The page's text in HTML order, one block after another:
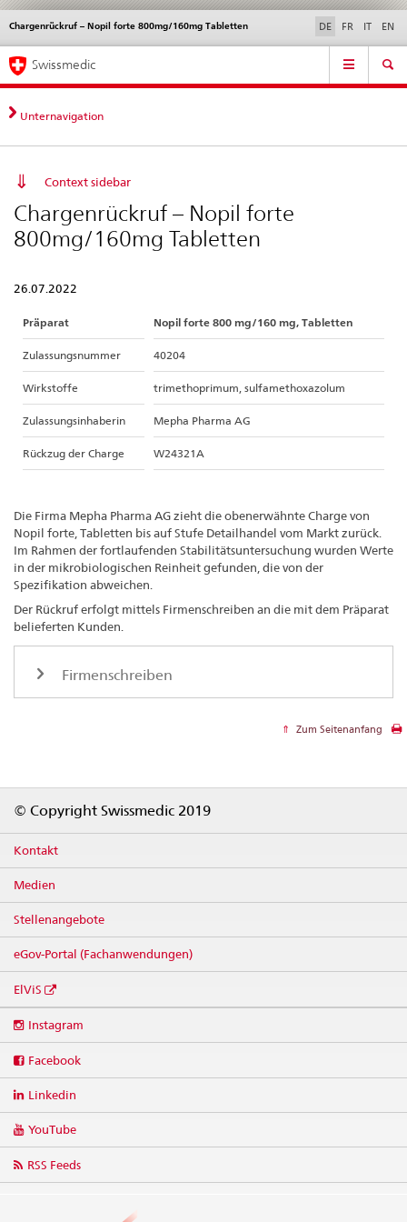
Direktnavigation
News,
Rechtsgrundlagen,
Kontakt
News & Updates Kontakt | Support & Hilfe
Chargenrückruf – Nopil forte 800mg/160mg Tabletten
Sprachwahl DE FR IT EN
Service
Hauptnavigation
Swissmedic
Unternavigation
Context sidebar
Chargenrückruf – Nopil forte
800mg/160mg Tabletten
26.07.2022
Präparat Nopil forte 800 mg/160 mg, Tabletten
Zulassungsnummer 40204
Wirkstoffe trimethoprimum, sulfamethoxazolum
Zulassungsinhaberin Mepha Pharma AG
Rückzug der Charge W24321A
Die Firma Mepha Pharma AG zieht die obenerwähnte Charge von
Nopil forte, Tabletten bis auf Stufe Detailhandel vom Markt zurück.
Im Rahmen der fortlaufenden Stabilitätsuntersuchung wurden Werte
in der mikrobiologischen Reinheit gefunden, die von der
Spezifikation abweichen.
Der Rückruf erfolgt mittels Firmenschreiben an die mit dem Präparat
belieferten Kunden.
Firmenschreiben
Zum Seitenanfang
© Copyright Swissmedic 2019
Kontakt
Medien
Stellenangebote
eGov-Portal (Fachanwendungen)
ElViS
media
Instagram
Facebook
Linkedin
YouTube
RSS Feeds